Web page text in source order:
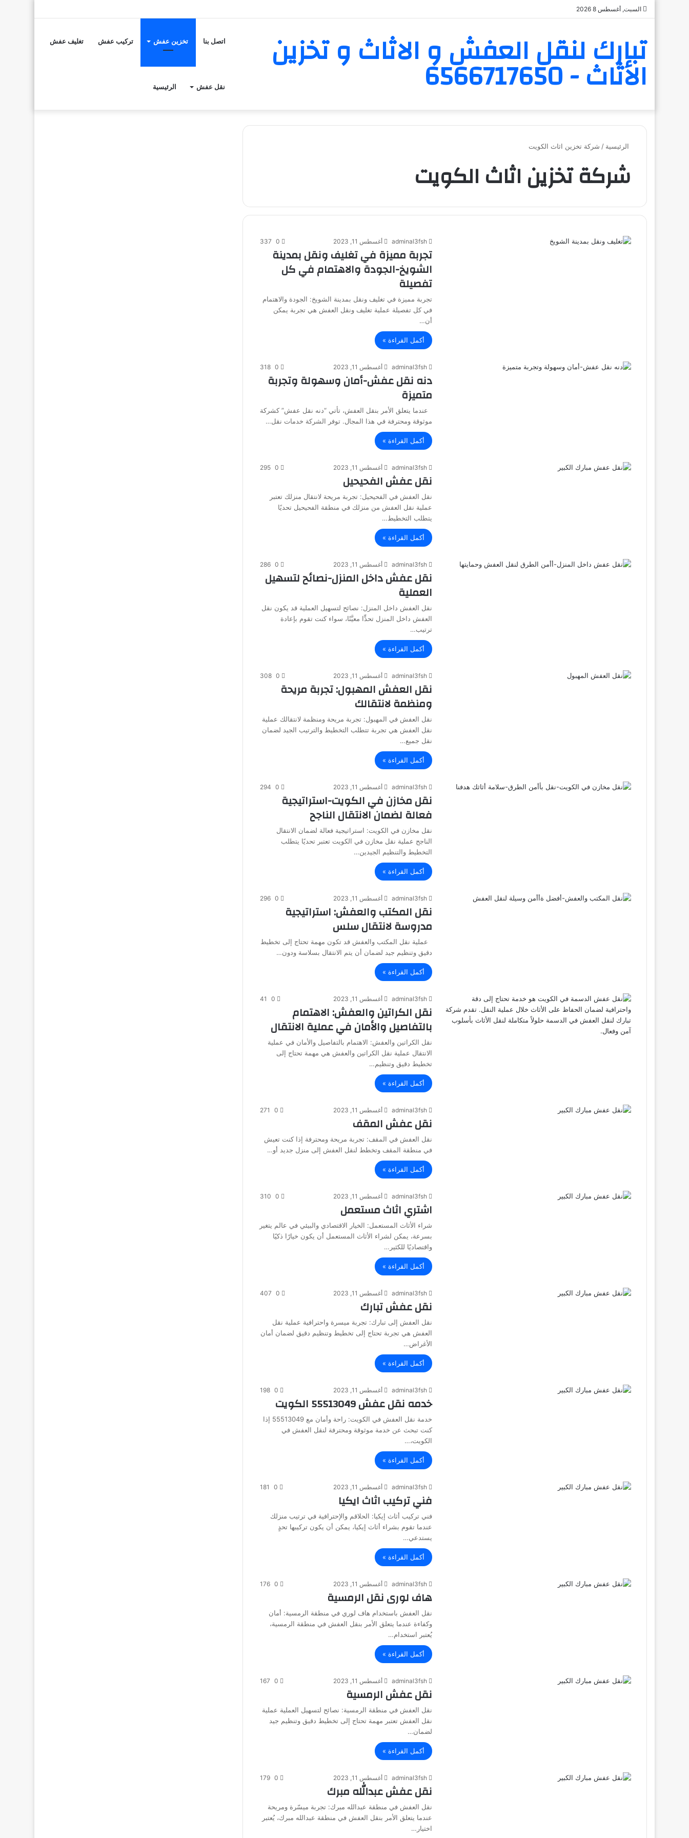
السبت, أغسطس 8 2026
جانبي
تبارك لنقل العفش و الاثاث و تخزين
الأثاث - 6566717650
اتصل بنا تخزين عفش تركيب عفش تغليف عفش
نقل عفش الرئيسية
الرئيسية / شركة تخزين اثاث الكويت
شركة تخزين اثاث الكويت
adminal3fsh أغسطس 11, 2023 0
337
تجربة مميزة في تغليف ونقل بمدينة
الشويخ-الجودة والاهتمام في كل
تفصيلة
تجربة مميزة في تغليف ونقل بمدينة الشويخ: الجودة والاهتمام
في كل تفصيلة عملية تغليف ونقل العفش هي تجربة يمكن
أن…
أكمل القراءة »
adminal3fsh أغسطس 11, 2023 0
318
دنه نقل عفش-أمان وسهولة وتجربة
متميزة
عندما يتعلق الأمر بنقل العفش، تأتي “دنه نقل عفش” كشركة
موثوقة ومحترفة في هذا المجال. توفر الشركة خدمات نقل…
أكمل القراءة »
adminal3fsh أغسطس 11, 2023 0
295
نقل عفش الفحيحيل
نقل العفش في الفحيحيل: تجربة مريحة لانتقال منزلك تعتبر
عملية نقل العفش من منزلك في منطقة الفحيحيل تحديًا
يتطلب التخطيط…
أكمل القراءة »
adminal3fsh أغسطس 11, 2023 0
286
نقل عفش داخل المنزل-نصائح لتسهيل
العملية
نقل العفش داخل المنزل: نصائح لتسهيل العملية قد يكون نقل
العفش داخل المنزل تحدٍّا معيَّنًا، سواء كنت تقوم بإعادة
ترتيب…
أكمل القراءة »
adminal3fsh أغسطس 11, 2023 0
308
نقل العفش المهبول: تجربة مريحة
ومنظمة لانتقالك
نقل العفش في المهبول: تجربة مريحة ومنظمة لانتقالك عملية
نقل العفش هي تجربة تتطلب التخطيط والترتيب الجيد لضمان
نقل جميع…
أكمل القراءة »
adminal3fsh أغسطس 11, 2023 0
294
نقل مخازن في الكويت-استراتيجية
فعالة لضمان الانتقال الناجح
نقل مخازن في الكويت: استراتيجية فعالة لضمان الانتقال
الناجح عملية نقل مخازن في الكويت تعتبر تحديًا يتطلب
التخطيط والتنظيم الجيدين…
أكمل القراءة »
adminal3fsh أغسطس 11, 2023 0
296
نقل المكتب والعفش: استراتيجية
مدروسة لانتقال سلس
عملية نقل المكتب والعفش قد تكون مهمة تحتاج إلى تخطيط
دقيق وتنظيم جيد لضمان أن يتم الانتقال بسلاسة ودون…
أكمل القراءة »
adminal3fsh أغسطس 11, 2023 0
41
نقل الكراتين والعفش: الاهتمام
بالتفاصيل والأمان في عملية الانتقال
نقل الكراتين والعفش: الاهتمام بالتفاصيل والأمان في عملية
الانتقال عملية نقل الكراتين والعفش هي مهمة تحتاج إلى
تخطيط دقيق وتنظيم…
أكمل القراءة »
adminal3fsh أغسطس 11, 2023 0
271
نقل عفش المقف
نقل العفش في المقف: تجربة مريحة ومحترفة إذا كنت تعيش
في منطقة المقف وتخطط لنقل العفش إلى منزل جديد أو…
أكمل القراءة »
adminal3fsh أغسطس 11, 2023 0
310
اشتري اثاث مستعمل
شراء الأثاث المستعمل: الخيار الاقتصادي والبيئي في عالم يتغير
بسرعة، يمكن لشراء الأثاث المستعمل أن يكون خيارًا ذكيًا
واقتصاديًا للكثير…
أكمل القراءة »
adminal3fsh أغسطس 11, 2023 0
407
نقل عفش تبارك
نقل العفش إلى تبارك: تجربة ميسرة واحترافية عملية نقل
العفش هي تجربة تحتاج إلى تخطيط وتنظيم دقيق لضمان أمان
الأغراض…
أكمل القراءة »
adminal3fsh أغسطس 11, 2023 0
198
خدمه نقل عفش 55513049 الكويت
خدمة نقل العفش في الكويت: راحة وأمان مع 55513049 إذا
كنت تبحث عن خدمة موثوقة ومحترفة لنقل العفش في
الكويت،…
أكمل القراءة »
adminal3fsh أغسطس 11, 2023 0
181
فني تركيب اثاث ايكيا
فني تركيب أثاث إيكيا: الحلاقم والإحترافية في ترتيب منزلك
عندما تقوم بشراء أثاث إيكيا، يمكن أن يكون تركيبها تحدٍ
يستدعي…
أكمل القراءة »
adminal3fsh أغسطس 11, 2023 0
176
هاف لورى نقل الرمسية
نقل العفش باستخدام هاف لوري في منطقة الرمسية: أمان
وكفاءة عندما يتعلق الأمر بنقل العفش في منطقة الرمسية،
يُعتبر استخدام…
أكمل القراءة »
adminal3fsh أغسطس 11, 2023 0
167
نقل عفش الرمسية
نقل العفش في منطقة الرمسية: نصائح لتسهيل العملية عملية
نقل العفش تعتبر مهمة تحتاج إلى تخطيط دقيق وتنظيم جيد
لضمان…
أكمل القراءة »
adminal3fsh أغسطس 11, 2023 0
179
نقل عفش عبدالله مبرك
نقل العفش في منطقة عبدالله مبرك: تجربة ميسّرة ومريحة
عندما يتعلق الأمر بنقل العفش في منطقة عبدالله مبرك، يُعتبر
اختيار…